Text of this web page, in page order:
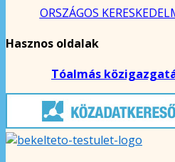
ORSZÁGOS
Hasznos oldalak
Tóalmás